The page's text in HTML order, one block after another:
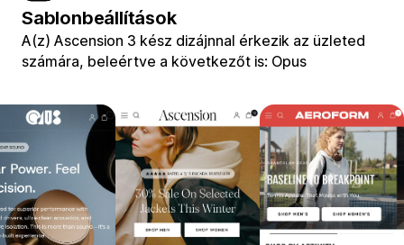
Sablonbeállítások
A(z) Ascension 3 kész dizájnnal érkezik az üzleted
számára, beleértve a következőt is: Opus